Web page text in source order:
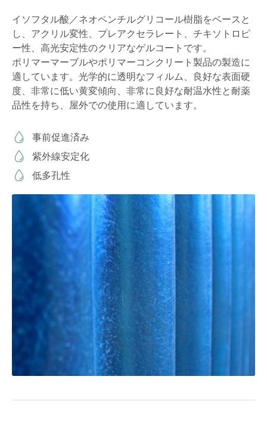
イソフタル酸／ネオペンチルグリコール樹脂をベースと
し、アクリル変性、プレアクセラレート、チキソトロピ
ー性、高光安定性のクリアなゲルコートです。
ポリマーマーブルやポリマーコンクリート製品の製造に
適しています。光学的に透明なフィルム、良好な表面硬
度、非常に低い黄変傾向、非常に良好な耐温水性と耐薬
品性を持ち、屋外での使用に適しています。
事前促進済み
紫外線安定化
低多孔性